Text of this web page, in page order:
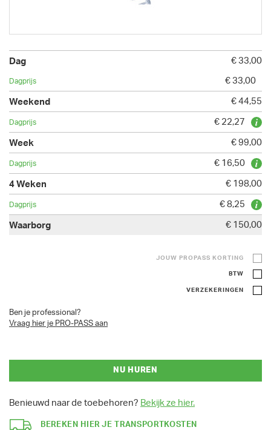
€ 33,00
€ 33,00
€ 44,55
€ 22,27
€ 99,00
€ 16,50
€ 198,00
€ 8,25
€ 150,00
JOUW PROPASS KORTING
BTW
VERZEKERINGEN
Ben je professional?
Vraag hier je PRO-PASS aan
NU HUREN
Benieuwd naar de toebehoren? Bekijk ze hier.
BEREKEN HIER JE TRANSPORTKOSTEN